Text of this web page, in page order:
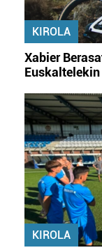
KIROLA
Xabier
Euskaltelekin
KIROLA